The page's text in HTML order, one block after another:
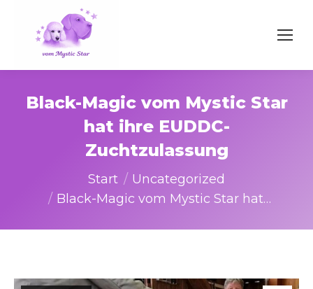
Black-Magic vom Mystic Star
hat ihre EUDDC-
Zuchtzulassung
Sie befinden sich hier:
Start
Uncategorized
Black-Magic vom Mystic Star hat…